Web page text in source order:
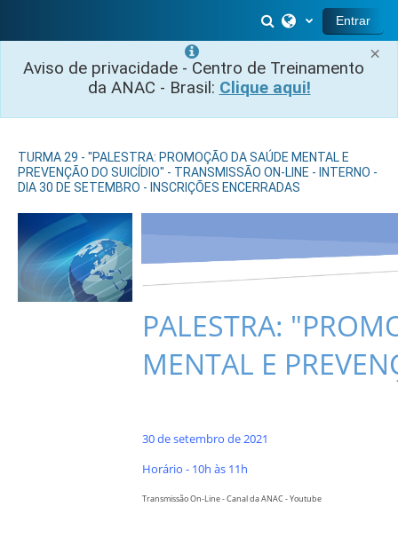
×
Aviso de privacidade - Centro de Treinamento
da ANAC - Brasil: Clique aqui!
Alternar entrada
Entrar
TURMA 29 - "PALESTRA: PROMOÇÃO DA SAÚDE MENTAL E
PREVENÇÃO DO SUICÍDIO" - TRANSMISSÃO ON-LINE - INTERNO -
DIA 30 DE SETEMBRO - INSCRIÇÕES ENCERRADAS
PALESTRA:
MENTAL E
30 de setembro de 2021
Horário - 10h às 11h
Transmissão On-Line - Canal da ANAC - Youtube